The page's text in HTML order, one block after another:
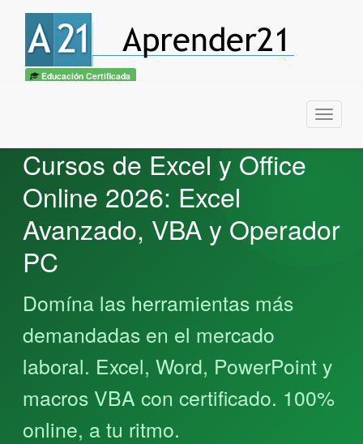
Educación Certificada
Menu
Cursos de Excel y Office
Online 2026: Excel
Avanzado, VBA y Operador
PC
Domína las herramientas más
demandadas en el mercado
laboral. Excel, Word, PowerPoint y
macros VBA con certificado. 100%
online, a tu ritmo.